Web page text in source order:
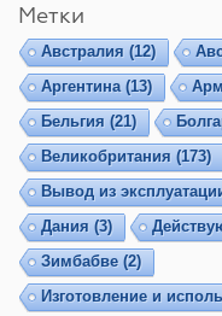
Метки
Австралия (12)
Аргентина (13)
Бельгия (21)
Великобритания (173)
Вывод из
Дания (3)
Зимбабве (2)
Изготовление и